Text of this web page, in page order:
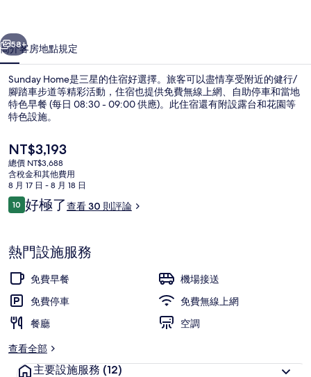
個 下一個
58+
簡介客房地點規定
Sunday Home是三星的住宿好選擇。旅客可以盡情享受附近的健行/
腳踏車步道等精彩活動，住宿也提供免費無線上網、自助停車和當地
特色早餐 (每日 08:30 - 09:00 供應)。此住宿還有附設露台和花園等
特色設施。
目
前
的
價
格
是
NT$3,193
總價 NT$3,688
含稅金和其他費用
8 月 17 日 - 8 月 18 日
評
論
1010 分，滿分 10 分，
好極了查看 30 則評論
熱門設施服務
免費早餐
機場接送
免費停車
免費無線上網
餐廳
空調
查看全部
主要設施服務 (12)